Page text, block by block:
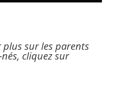
plus sur les parents
cliquez sur